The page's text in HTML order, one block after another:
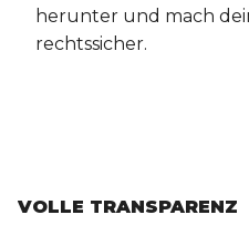
herunter und mach
rechtssicher.
VOLLE TRANSPARENZ